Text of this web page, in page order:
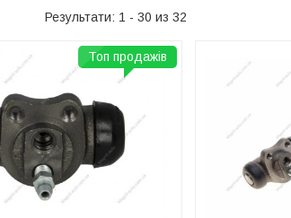
Результати: 1 - 30 из 32
Топ продажів